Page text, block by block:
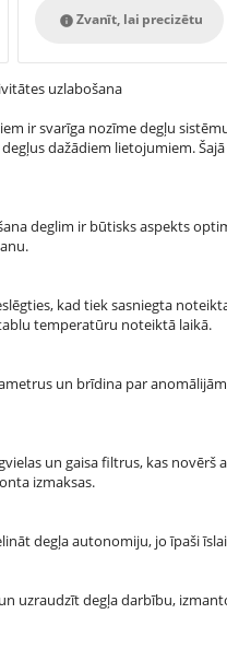
Zvanīt, lai precizētu

uzlabošana
ir svarīga nozīme degļu
dažādiem lietojumiem.
deglim ir būtisks aspekts
kad tiek sasniegta
temperatūru noteiktā laikā.
un brīdina par
un gaisa filtrus, kas novērš
izmaksas.
degļa autonomiju, jo īpaši
uzraudzīt degļa darbību,